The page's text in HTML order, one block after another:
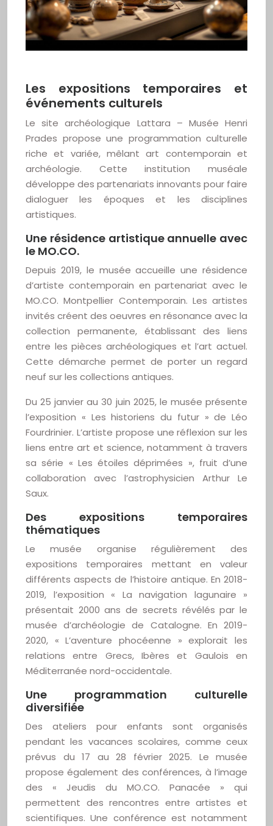
Les expositions temporaires et
événements culturels
Le site archéologique Lattara – Musée Henri
Prades propose une programmation culturelle
riche et variée, mêlant art contemporain et
archéologie. Cette institution muséale
développe des partenariats innovants pour faire
dialoguer les époques et les disciplines
artistiques.
Une résidence artistique annuelle avec
le MO.CO.
Depuis 2019, le musée accueille une résidence
d’artiste contemporain en partenariat avec le
MO.CO. Montpellier Contemporain. Les artistes
invités créent des oeuvres en résonance avec la
collection permanente, établissant des liens
entre les pièces archéologiques et l’art actuel.
Cette démarche permet de porter un regard
neuf sur les collections antiques.
Du 25 janvier au 30 juin 2025, le musée présente
l’exposition « Les historiens du futur » de Léo
Fourdrinier. L’artiste propose une réflexion sur les
liens entre art et science, notamment à travers
sa série « Les étoiles déprimées », fruit d’une
collaboration avec l’astrophysicien Arthur Le
Saux.
Des expositions temporaires
thématiques
Le musée organise régulièrement des
expositions temporaires mettant en valeur
différents aspects de l’histoire antique. En 2018-
2019, l’exposition « La navigation lagunaire »
présentait 2000 ans de secrets révélés par le
musée d’archéologie de Catalogne. En 2019-
2020, « L’aventure phocéenne » explorait les
relations entre Grecs, Ibères et Gaulois en
Méditerranée nord-occidentale.
Une programmation culturelle
diversifiée
Des ateliers pour enfants sont organisés
pendant les vacances scolaires, comme ceux
prévus du 17 au 28 février 2025. Le musée
propose également des conférences, à l’image
des « Jeudis du MO.CO. Panacée » qui
permettent des rencontres entre artistes et
scientifiques. Une conférence est notamment